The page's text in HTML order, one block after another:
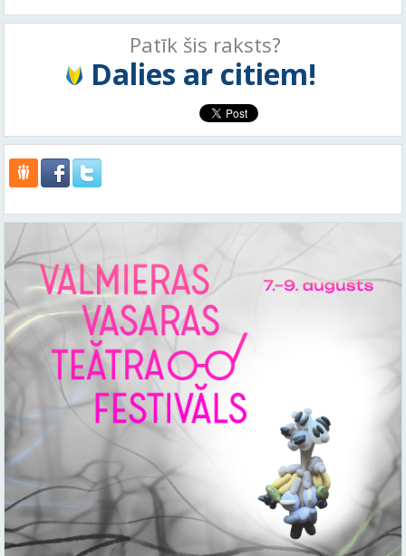
Patīk šis raksts?
Dalies ar citiem!